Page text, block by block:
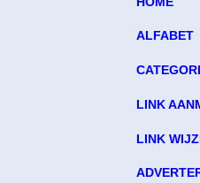
ALFABET
LINK
LINK